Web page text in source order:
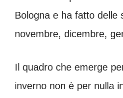
Bologna e ha fatto delle
novembre, dicembre,
Il quadro che emerge
inverno non è per nulla